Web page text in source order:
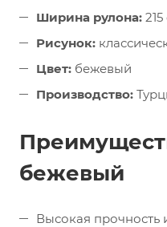
Ширина рулона:
Рисунок:
Цвет: бежевый
Производство:
бежевый
Высокая прочность